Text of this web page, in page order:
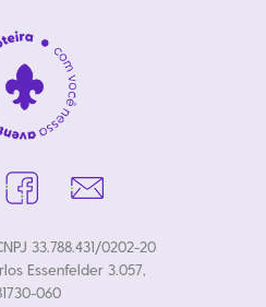
33.788.431/0202-20
Essenfelder 3.057,
060